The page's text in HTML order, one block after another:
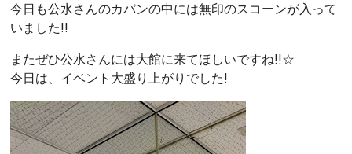
今日も公水さんのカバンの中には無印のスコーンが入って
いました!!
またぜひ公水さんには大館に来てほしいですね!!☆
今日は、イベント大盛り上がりでした!